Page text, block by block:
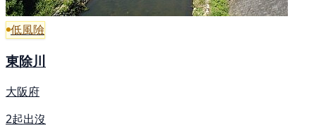
低風險
東除川
大阪府
2起出沒